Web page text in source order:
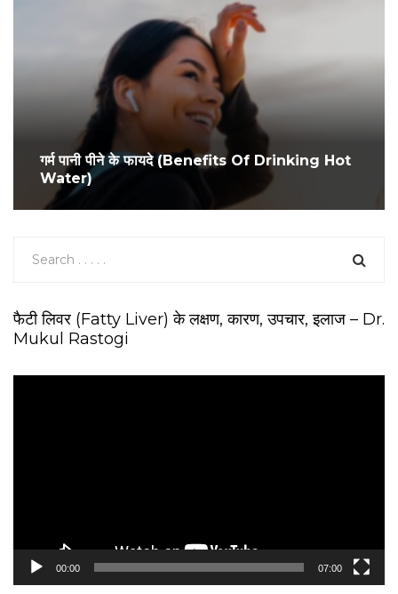
गर्म पानी पीने के फायदे (Benefits Of Drinking Hot
Water)
फैटी लिवर (Fatty Liver) के लक्षण, कारण, उपचार, इलाज – Dr.
Mukul Rastogi
00:00 07:00